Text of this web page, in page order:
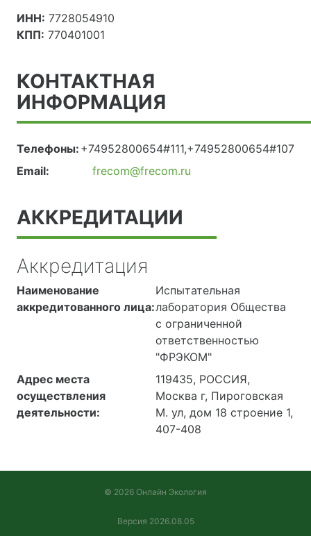
ИНН: 7728054910
КПП: 770401001
КОНТАКТНАЯ
ИНФОРМАЦИЯ
Телефоны: +74952800654#111,+74952800654#107
Email:
frecom@frecom.ru
АККРЕДИТАЦИИ
Аккредитация
Наименование
аккредитованного лица:
Испытательная
лаборатория Общества
с ограниченной
ответственностью
"ФРЭКОМ"
Адрес места
осуществления
деятельности:
119435, РОССИЯ,
Москва г, Пироговская
М. ул, дом 18 строение 1,
407-408
© 2026 Онлайн Экология
Версия 2026.08.05